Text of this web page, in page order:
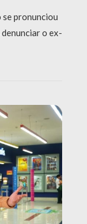
pronunciou
o ex-